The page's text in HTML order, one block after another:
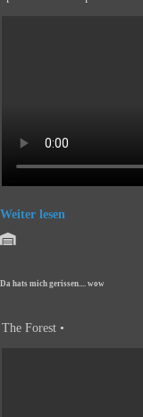
Weiter lesen
Da hats mich gerissen.... wow
The Forest •